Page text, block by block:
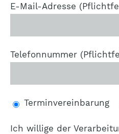
E-Mail-Adresse
Telefonnummer
Terminvereinbarung
Ich willige der